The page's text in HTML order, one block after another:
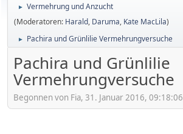
►
Vermehrung und Anzucht
(Moderatoren: Harald, Daruma, Kate MacLila)
► Pachira und Grünlilie Vermehrungversuche
Pachira und Grünlilie
Vermehrungversuche
Begonnen von Fia, 31. Januar 2016, 09:18:06